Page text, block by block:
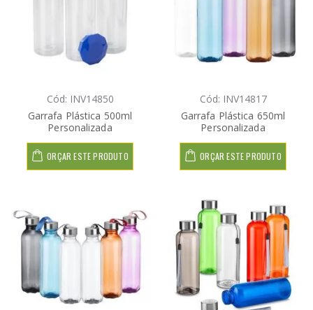
Cód: INV14850
Garrafa Plástica 500ml
Personalizada
ORÇAR ESTE PRODUTO
Cód: INV14817
Garrafa Plástica 650ml
Personalizada
ORÇAR ESTE PRODUTO